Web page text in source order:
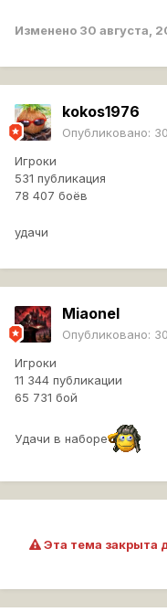
Изменено 30 августа,
kokos1976
Опубликовано:
Игроки
531 публикация
78 407 боёв
удачи
Miaonel
Опубликовано:
Игроки
11 344 публикации
65 731 бой
Удачи в наборе
Эта тема закрыта